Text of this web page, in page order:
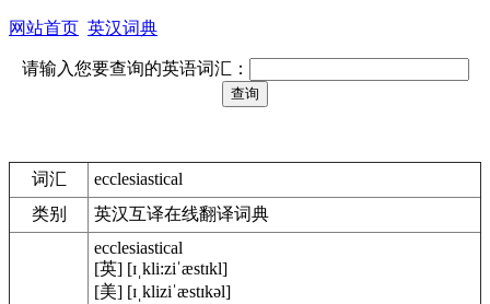
网站首页 英汉词典
请输入您要查询的英语词汇：
词汇
ecclesiastical
类别
英汉互译在线翻译词典
ecclesiastical
[英] [ɪˌkli:ziˈæstɪkl]
[美] [ɪˌkliziˈæstɪkəl]